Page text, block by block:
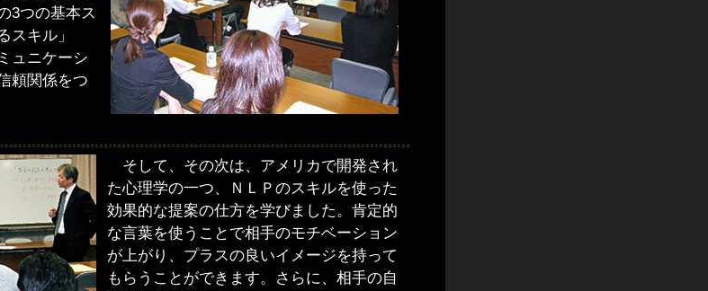
3つの基本ス
スキル」
ュニケーシ
頼関係をつ
そして、その次は、アメリカで開発され
た心理学の一つ、ＮＬＰのスキルを使った
効果的な提案の仕方を学びました。肯定的
な言葉を使うことで相手のモチベーション
が上がり、プラスの良いイメージを持って
もらうことができます。さらに、相手の自